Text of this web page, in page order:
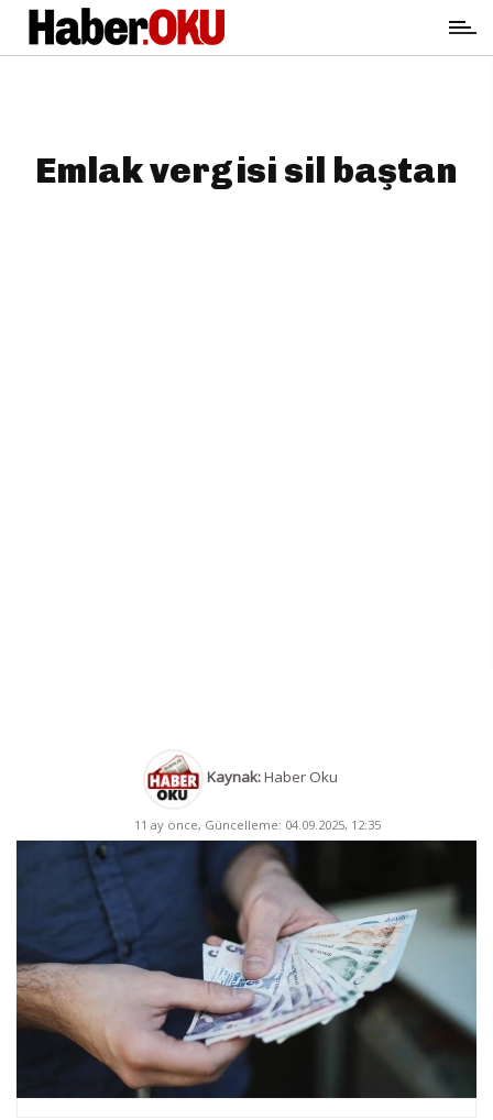
Emlak vergisi sil baştan
Kaynak:Haber Oku
11 ay önce, Güncelleme: 04.09.2025, 12:35